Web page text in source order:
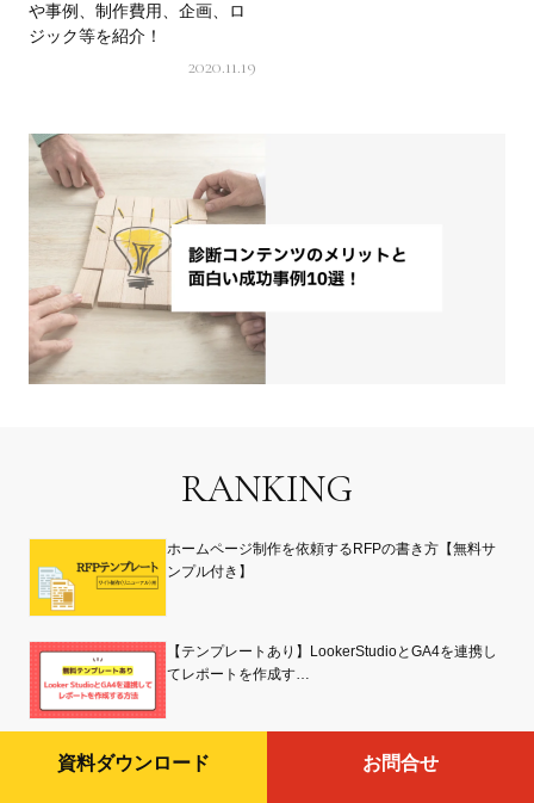
や事例、制作費用、企画、ロ
ジック等を紹介！
2020.11.19
RANKING
ホームページ制作を依頼するRFPの書き方【無料サ
ンプル付き】
【テンプレートあり】LookerStudioとGA4を連携し
てレポートを作成す…
診断コンテンツとは？作り方や事例、制作費用、企
画、ロジック等を紹介！
資料ダウンロード お問合せ